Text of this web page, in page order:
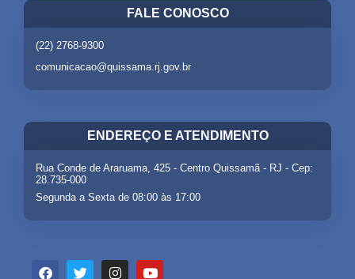
FALE CONOSCO
(22) 2768-9300
comunicacao@quissama.rj.gov.br
ENDEREÇO E ATENDIMENTO
Rua Conde de Araruama, 425 - Centro Quissamã - RJ - Cep:
28.735-000
Segunda a Sexta de 08:00 às 17:00